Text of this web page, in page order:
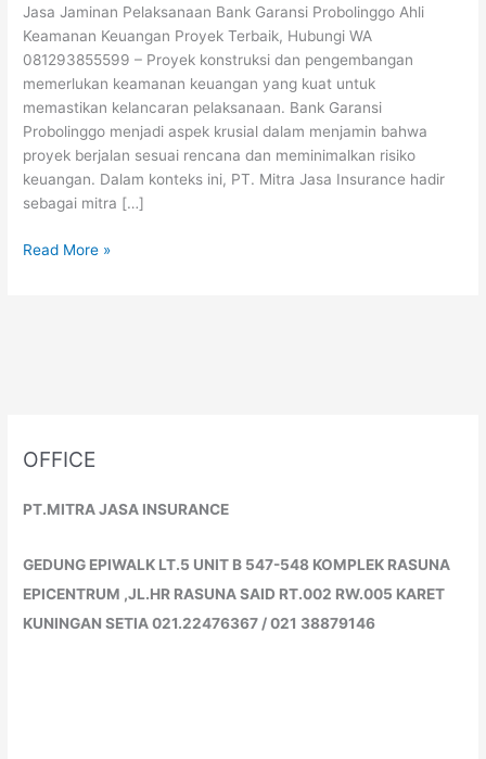
Jasa Jaminan Pelaksanaan Bank Garansi Probolinggo Ahli
Keamanan Keuangan Proyek Terbaik, Hubungi WA
081293855599 – Proyek konstruksi dan pengembangan
memerlukan keamanan keuangan yang kuat untuk
memastikan kelancaran pelaksanaan. Bank Garansi
Probolinggo menjadi aspek krusial dalam menjamin bahwa
proyek berjalan sesuai rencana dan meminimalkan risiko
keuangan. Dalam konteks ini, PT. Mitra Jasa Insurance hadir
sebagai mitra […]
Read More »
OFFICE
PT.MITRA JASA INSURANCE
GEDUNG EPIWALK LT.5 UNIT B 547-548 KOMPLEK RASUNA
EPICENTRUM ,JL.HR RASUNA SAID RT.002 RW.005 KARET
KUNINGAN SETIA 021.22476367 / 021 38879146